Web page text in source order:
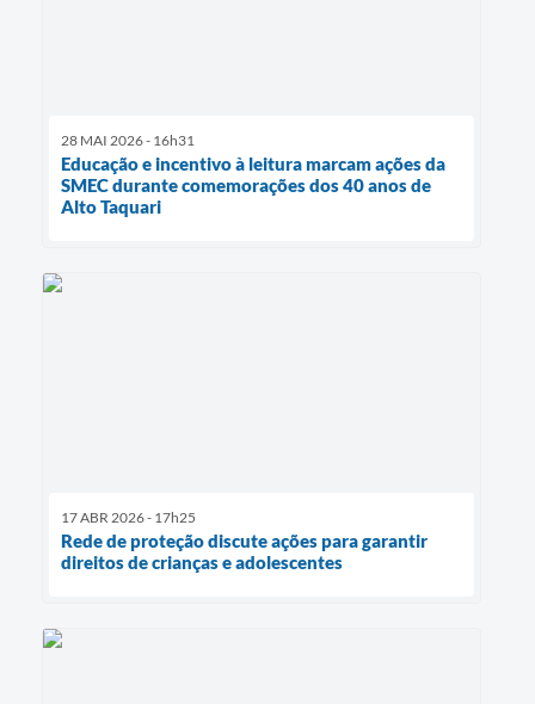
28 MAI 2026 - 16h31
Educação e incentivo à leitura marcam ações da
SMEC durante comemorações dos 40 anos de
Alto Taquari
17 ABR 2026 - 17h25
Rede de proteção discute ações para garantir
direitos de crianças e adolescentes